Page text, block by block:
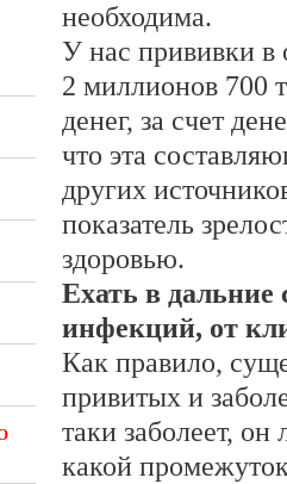
необходима.
У нас прививки в
2 миллионов 700
денег, за счет
что эта
других
показатель
здоровью.
Ехать в дальние
инфекций, от
Как правило,
привитых и
таки заболеет,
какой